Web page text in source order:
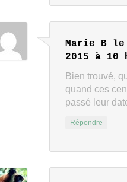
Marie B
2015 à 10
Bien trouvé,
quand ces
passé leur
Répondre